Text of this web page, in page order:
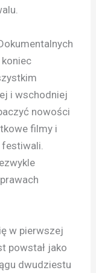
i wschodniej
nowości
filmy i
w pierwszej
powstał jako
dwudziestu